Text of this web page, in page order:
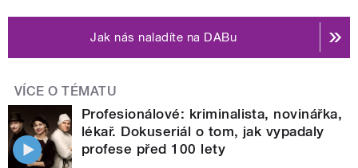
Jak nás naladíte na DABu
VÍCE O TÉMATU
Profesionálové: kriminalista, novinářka,
lékař. Dokuseriál o tom, jak vypadaly
profese před 100 lety